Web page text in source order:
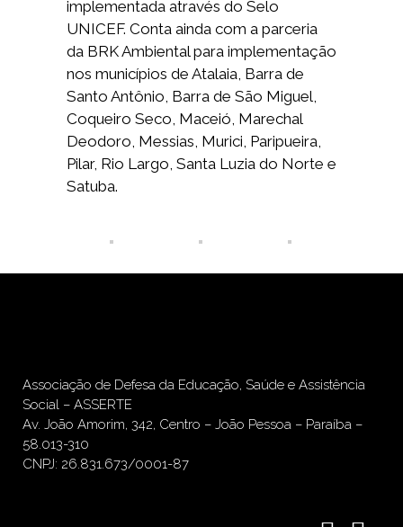
implementada através do Selo
UNICEF. Conta ainda com a parceria
da BRK Ambiental para implementação
nos municípios de Atalaia, Barra de
Santo Antônio, Barra de São Miguel,
Coqueiro Seco, Maceió, Marechal
Deodoro, Messias, Murici, Paripueira,
Pilar, Rio Largo, Santa Luzia do Norte e
Satuba.
Associação de Defesa da Educação, Saúde e Assistência
Social – ASSERTE
Av. João Amorim, 342, Centro – João Pessoa – Paraíba –
58.013-310
CNPJ: 26.831.673/0001-87